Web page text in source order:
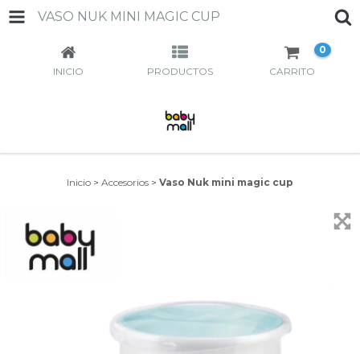
VASO NUK MINI MAGIC CUP
INICIO PRODUCTOS CARRITO
0
Inicio > Accesorios > Vaso Nuk mini magic cup